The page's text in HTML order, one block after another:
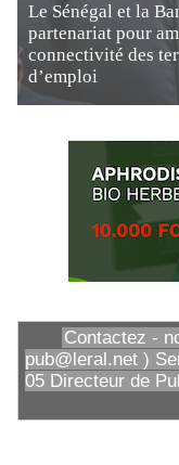
Le Sénégal et la
partenariat pour
connectivité des
d’emploi
Contactez -
pub@leral.net )
05 Directeur de